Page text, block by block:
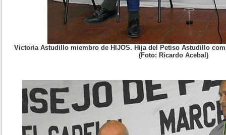
Victoria Astudillo miembro de HIJOS. Hija del Petiso Astudillo
(Foto: Ricardo Acebal)